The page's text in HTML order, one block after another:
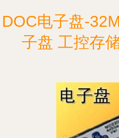
DOC电子盘-
子盘 工控存